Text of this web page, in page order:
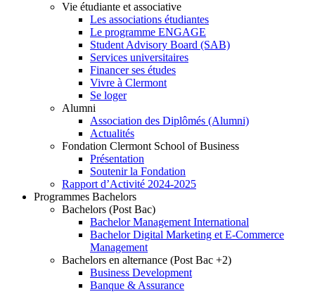
Vie étudiante et associative
Les associations étudiantes
Le programme ENGAGE
Student Advisory Board (SAB)
Services universitaires
Financer ses études
Vivre à Clermont
Se loger
Alumni
Association des Diplômés (Alumni)
Actualités
Fondation Clermont School of Business
Présentation
Soutenir la Fondation
Rapport d’Activité 2024-2025
Programmes Bachelors
Bachelors (Post Bac)
Bachelor Management International
Bachelor Digital Marketing et E-Commerce
Management
Bachelors en alternance (Post Bac +2)
Business Development
Banque & Assurance